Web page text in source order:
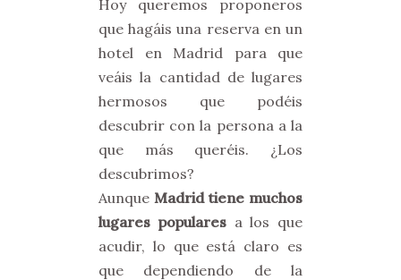
Hoy queremos proponeros
que hagáis una reserva en un
hotel en Madrid para que
veáis la cantidad de lugares
hermosos que podéis
descubrir con la persona a la
que más queréis. ¿Los
descubrimos?
Aunque Madrid tiene muchos
lugares popularesa los que
acudir, lo que está claro es
que dependiendo de la